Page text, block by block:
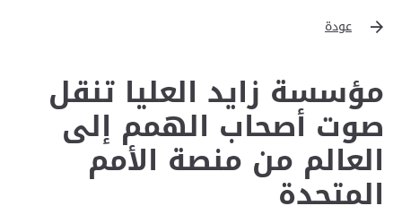
عودة
مؤسسة زايد العليا تنقل
صوت أصحاب الهمم إلى
العالم من منصة الأمم
المتحدة